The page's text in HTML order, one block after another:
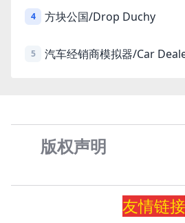
4 方块公国/Drop Duchy
5 汽车经销商模拟器/Car
版权声明
友情链接